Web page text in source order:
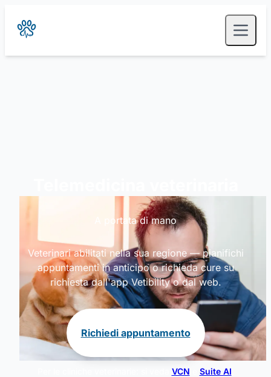
A portata di mano
Veterinari abilitati nella sua regione — pianifichi
appuntamenti in anticipo o richieda cure su
richiesta dall'app Vetibility o dal web.
Richiedi appuntamento
VCN Suite AI